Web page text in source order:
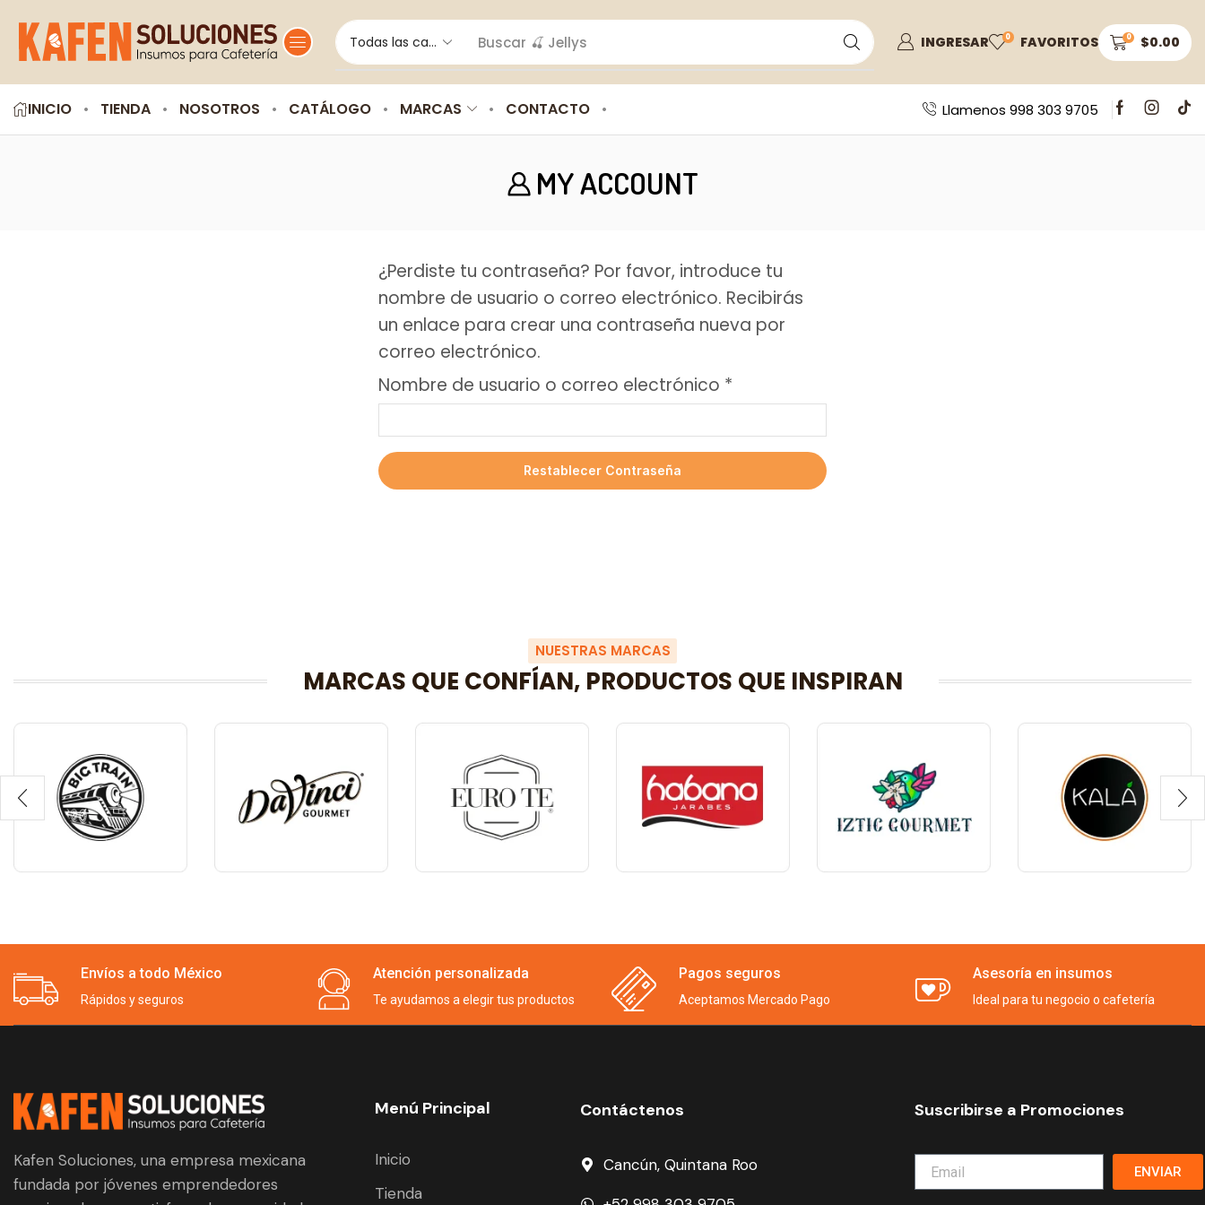
Buscar 🍒 Jellys INGRESAR 0 FAVORITOS 0 $0.00
INICIO TIENDA NOSOTROS CATÁLOGO MARCAS CONTACTO Llamenos 998 303 9705
MY ACCOUNT
¿Perdiste tu contraseña? Por favor, introduce tu
nombre de usuario o correo electrónico. Recibirás
un enlace para crear una contraseña nueva por
correo electrónico.
Nombre de usuario o correo electrónico *
Restablecer Contraseña
NUESTRAS MARCAS
MARCAS QUE CONFÍAN, PRODUCTOS QUE INSPIRAN
Envíos a todo México
Rápidos y seguros
Atención personalizada
Te ayudamos a elegir tus productos
Pagos seguros
Aceptamos Mercado Pago
Asesoría en insumos
Ideal para tu negocio o cafetería
Kafen Soluciones, una empresa mexicana
fundada por jóvenes emprendedores
Menú Principal
Inicio
Tienda
Contáctenos
Cancún, Quintana Roo
Suscribirse a Promociones
ENVIAR